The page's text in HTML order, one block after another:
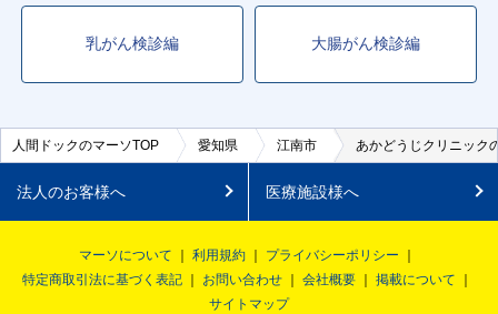
乳がん検診編 大腸がん検診編
人間ドックのマーソTOP 愛知県 江南市 あかどうじクリニック
法人のお客様へ 医療施設様へ
マーソについて 利用規約
プライバシーポリシー
特定商取引法に基づく表記
お問い合わせ 会社概要
掲載について
サイトマップ